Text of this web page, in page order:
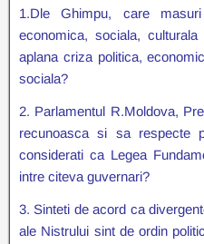
1.Dle Ghimpu, care
economica, sociala,
aplana criza politica,
sociala?
2. Parlamentul R.Moldova,
recunoasca si sa respecte
considerati ca Legea
intre citeva guvernari?
3. Sinteti de acord ca
ale Nistrului sint de ordin